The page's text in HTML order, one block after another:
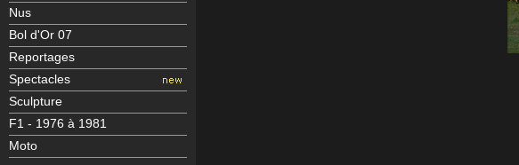
Nus
Bol d'Or 07
Reportages
Spectacles
Sculpture
F1 - 1976 à 1981
Moto